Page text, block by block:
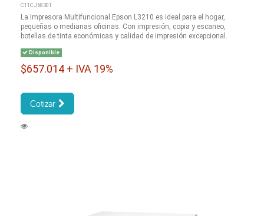
C11CJ68301
La Impresora Multifuncional Epson L3210 es ideal para el hogar,
pequeñas o medianas oficinas. Con impresión, copia y escaneo,
botellas de tinta económicas y calidad de impresión excepcional.
Disponible
$657.014 + IVA 19%
Cotizar